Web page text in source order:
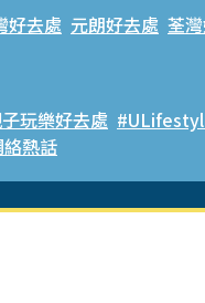
好去處 元朗好去處 荃
玩樂好去處
熱話